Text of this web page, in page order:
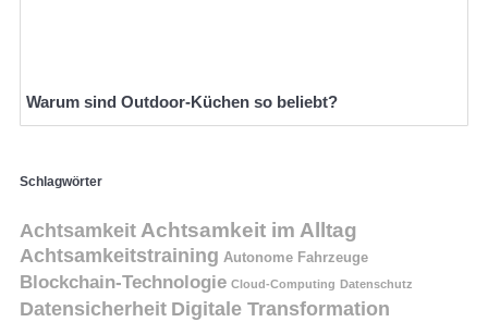
Warum sind Outdoor-Küchen so beliebt?
Schlagwörter
AchtsamkeitAchtsamkeit im Alltag
Achtsamkeitstraining Autonome Fahrzeuge
Blockchain-Technologie Cloud-Computing Datenschutz
Datensicherheit Digitale Transformation